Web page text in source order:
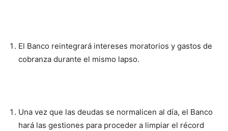
El Banco reintegrará intereses moratorios y gastos de
cobranza durante el mismo lapso.
Una vez que las deudas se normalicen al día, el Banco
hará las gestiones para proceder a limpiar el récord